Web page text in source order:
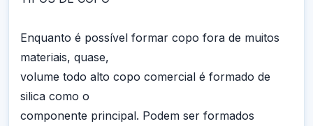
Enquanto é possível formar copo fora de muitos
materiais, quase,
volume todo alto copo comercial é formado de
silica como o
componente principal. Podem ser formados